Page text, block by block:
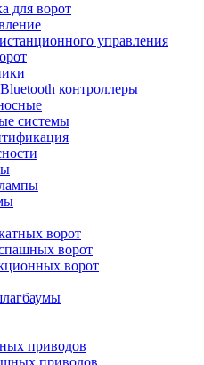
для ворот
управления
контроллеры
системы
ворот
ворот
ворот
приводов
приводов